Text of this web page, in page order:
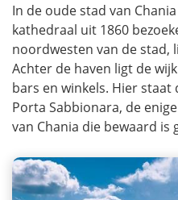
In de oude stad van
kathedraal uit 1860
noordwesten van de stad,
Achter de haven ligt de
bars en winkels. Hier
Porta Sabbionara, de
van Chania die bewaard is